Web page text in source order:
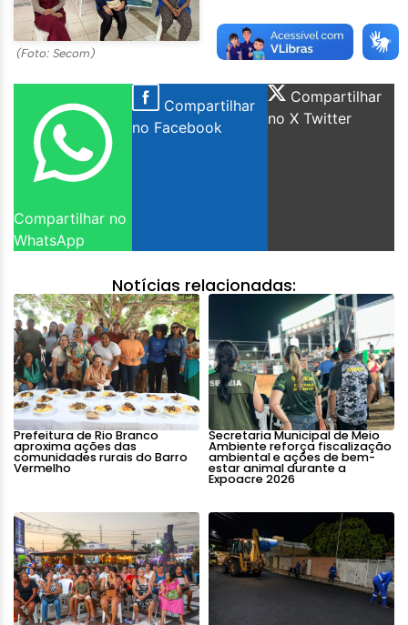
(Foto: Secom)
Compartilhar no
WhatsApp
Compartilhar
no Facebook
Compartilhar
no X Twitter
Notícias relacionadas:
Prefeitura de Rio Branco
aproxima ações das
comunidades rurais do Barro
Vermelho
Secretaria Municipal de Meio
Ambiente reforça fiscalização
ambiental e ações de bem-
estar animal durante a
Expoacre 2026